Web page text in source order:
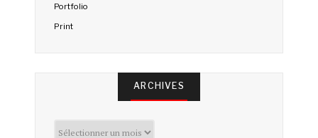
Portfolio
Print
ARCHIVES